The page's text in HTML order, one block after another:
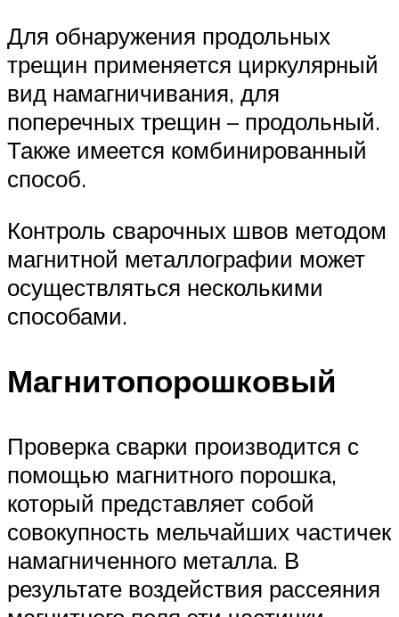
Для обнаружения продольных
трещин применяется циркулярный
вид намагничивания, для
поперечных трещин – продольный.
Также имеется комбинированный
способ.
Контроль сварочных швов методом
магнитной металлографии может
осуществляться несколькими
способами.
Магнитопорошковый
Проверка сварки производится с
помощью магнитного порошка,
который представляет собой
совокупность мельчайших частичек
намагниченного металла. В
результате воздействия рассеяния